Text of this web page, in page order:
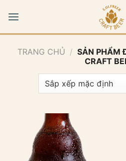
qua
TRANG CHỦ / SẢN PHẨM
CRAFT